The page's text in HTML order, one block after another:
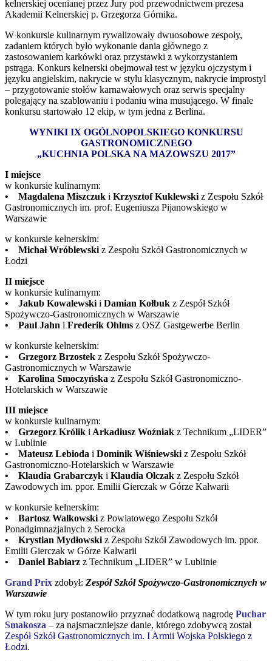
kelnerskiej ocenianej przez Jury pod przewodnictwem prezesa
Akademii Kelnerskiej p. Grzegorza Górnika.
W konkursie kulinarnym rywalizowały dwuosobowe zespoły,
zadaniem których było wykonanie dania głównego z
zastosowaniem karkówki oraz przystawki z wykorzystaniem
pstrąga. Konkurs kelnerski obejmował test w języku ojczystym i
języku angielskim, nakrycie w stylu klasycznym, nakrycie improstyl
– przygotowanie stołów karnawałowych oraz serwis specjalny
polegający na szablowaniu i podaniu wina musującego. W finale
konkursu startowało 12 ekip, w tym jedna z Berlina.
WYNIKI IX OGÓLNOPOLSKIEGO KONKURSU
GASTRONOMICZNEGO
„KUCHNIA POLSKA NA MAZOWSZU 2017”
I miejsce
w konkursie kulinarnym:
• Magdalena Miszczuk i Krzysztof Kuklewski z Zespołu Szkół
Gastronomicznych im. prof. Eugeniusza Pijanowskiego w
Warszawie
w konkursie kelnerskim:
• Michał Wróblewski z Zespołu Szkół Gastronomicznych w
Łodzi
II miejsce
w konkursie kulinarnym:
• Jakub Kowalewski i Damian Kołbuk z Zespół Szkół
Spożywczo-Gastronomicznych w Warszawie
• Paul Jahn i Frederik Ohlms z OSZ Gastgewerbe Berlin
w konkursie kelnerskim:
• Grzegorz Brzostek z Zespołu Szkół Spożywczo-
Gastronomicznych w Warszawie
• Karolina Smoczyńska z Zespołu Szkół Gastronomiczno-
Hotelarskich w Warszawie
III miejsce
w konkursie kulinarnym:
• Grzegorz Królik i Arkadiusz Woźniak z Technikum „LIDER”
w Lublinie
• Mateusz Lebioda i Dominik Wiśniewski z Zespołu Szkół
Gastronomiczno-Hotelarskich w Warszawie
• Klaudia Grabarczyk i Klaudia Olczak z Zespołu Szkół
Zawodowych im. ppor. Emilii Gierczak w Górze Kalwarii
w konkursie kelnerskim:
• Bartosz Walkowski z Powiatowego Zespołu Szkół
Ponadgimnazjalnych z Serocka
• Krystian Mydłowski z Zespołu Szkół Zawodowych im. ppor.
Emilii Gierczak w Górze Kalwarii
• Daniel Babiarz z Technikum „LIDER” w Lublinie
Grand Prix zdobył: Zespół Szkół Spożywczo-Gastronomicznych w
Warszawie
W tym roku jury postanowiło przyznać dodatkową nagrodę Puchar
Smakosza – za najsmaczniejsze danie, którego zdobywcą został
Zespół Szkół Gastronomicznych im. I Armii Wojska Polskiego z
Łodzi.